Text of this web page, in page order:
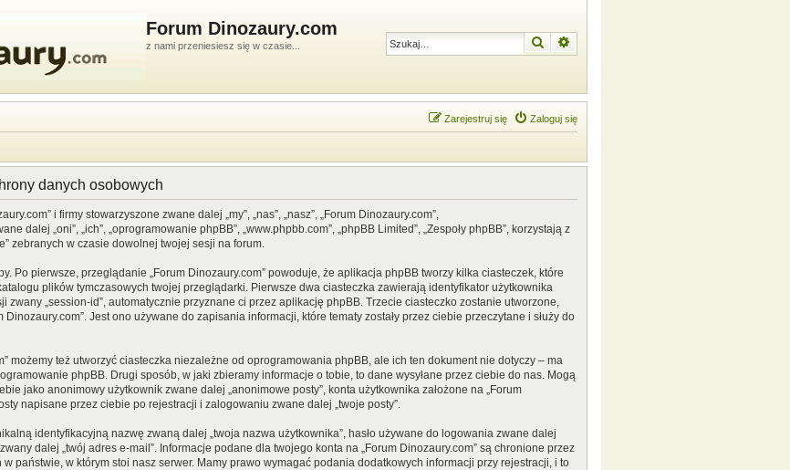
Forum Dinozaury.com
z nami przeniesiesz się w czasie... Szukaj
Zaloguj się
Zarejestruj się
danych osobowych
i firmy stowarzyszone zwane dalej „my”, „nas”, „nasz”, „Forum Dinozaury.com”,
dalej „oni”, „ich”, „oprogramowanie phpBB”, „www.phpbb.com”, „phpBB Limited”, „Zespoły phpBB”, korzystają z
zebranych w czasie dowolnej twojej sesji na forum.
Po pierwsze, przeglądanie „Forum Dinozaury.com” powoduje, że aplikacja phpBB tworzy kilka ciasteczek, które
plików tymczasowych twojej przeglądarki. Pierwsze dwa ciasteczka zawierają identyfikator użytkownika
zwany „session-id”, automatycznie przyznane ci przez aplikację phpBB. Trzecie ciasteczko zostanie utworzone,
Jest ono używane do zapisania informacji, które tematy zostały przez ciebie przeczytane i służy do
możemy też utworzyć ciasteczka niezależne od oprogramowania phpBB, ale ich ten dokument nie dotyczy – ma
phpBB. Drugi sposób, w jaki zbieramy informacje o tobie, to dane wysyłane przez ciebie do nas. Mogą
jako anonimowy użytkownik zwane dalej „anonimowe posty”, konta użytkownika założone na „Forum
napisane przez ciebie po rejestracji i zalogowaniu zwane dalej „twoje posty”.
identyfikacyjną nazwę zwaną dalej „twoja nazwa użytkownika”, hasło używane do logowania zwane dalej
dalej „twój adres e-mail”. Informacje podane dla twojego konta na „Forum Dinozaury.com” są chronione przez
państwie, w którym stoi nasz serwer. Mamy prawo wymagać podania dodatkowych informacji przy rejestracji, i to